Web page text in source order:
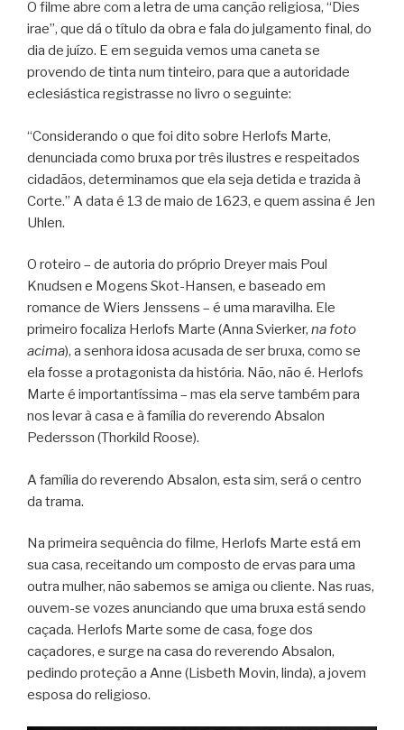
O filme abre com a letra de uma canção religiosa, “Dies
irae”, que dá o título da obra e fala do julgamento final, do
dia de juízo. E em seguida vemos uma caneta se
provendo de tinta num tinteiro, para que a autoridade
eclesiástica registrasse no livro o seguinte:
“Considerando o que foi dito sobre Herlofs Marte,
denunciada como bruxa por três ilustres e respeitados
cidadãos, determinamos que ela seja detida e trazida à
Corte.” A data é 13 de maio de 1623, e quem assina é Jen
Uhlen.
O roteiro – de autoria do próprio Dreyer mais Poul
Knudsen e Mogens Skot-Hansen, e baseado em
romance de Wiers Jenssens – é uma maravilha. Ele
primeiro focaliza Herlofs Marte (Anna Svierker, na foto
acima), a senhora idosa acusada de ser bruxa, como se
ela fosse a protagonista da história. Não, não é. Herlofs
Marte é importantíssima – mas ela serve também para
nos levar à casa e à família do reverendo Absalon
Pedersson (Thorkild Roose).
A família do reverendo Absalon, esta sim, será o centro
da trama.
Na primeira sequência do filme, Herlofs Marte está em
sua casa, receitando um composto de ervas para uma
outra mulher, não sabemos se amiga ou cliente. Nas ruas,
ouvem-se vozes anunciando que uma bruxa está sendo
caçada. Herlofs Marte some de casa, foge dos
caçadores, e surge na casa do reverendo Absalon,
pedindo proteção a Anne (Lisbeth Movin, linda), a jovem
esposa do religioso.